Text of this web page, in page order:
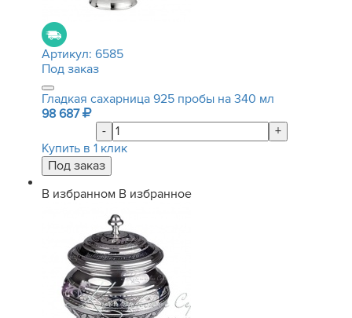
Артикул: 6585
Под заказ
Гладкая сахарница 925 пробы на 340 мл
98 687
-
+
Купить в 1 клик
В избранном В избранное